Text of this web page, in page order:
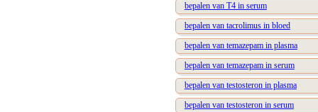
bepalen van T4 in serum
bepalen van tacrolimus in bloed
bepalen van temazepam in plasma
bepalen van temazepam in serum
bepalen van testosteron in plasma
bepalen van testosteron in serum